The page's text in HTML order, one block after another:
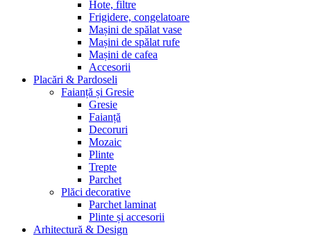
Hote, filtre
Frigidere, congelatoare
Mașini de spălat vase
Mașini de spălat rufe
Mașini de cafea
Accesorii
Placări & Pardoseli
Faianță și Gresie
Gresie
Faianță
Decoruri
Mozaic
Plinte
Trepte
Parchet
Plăci decorative
Parchet laminat
Plinte și accesorii
Arhitectură & Design